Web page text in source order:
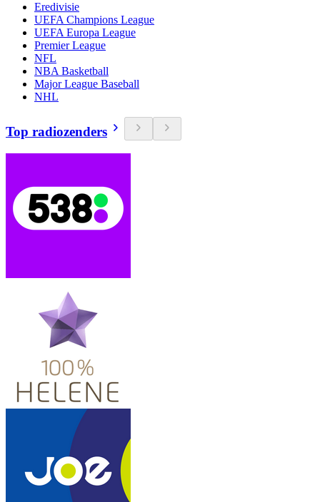
Eredivisie
UEFA Champions League
UEFA Europa League
Premier League
NFL
NBA Basketball
Major League Baseball
NHL
Top radiozenders